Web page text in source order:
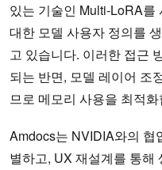
있는 기술인 Multi-LoRA를
대한 모델 사용자 정의를
고 있습니다. 이러한 접근
되는 반면, 모델 레이어 조
므로 메모리 사용을 최적
Amdocs는 NVIDIA와의 협
별하고, UX 재설계를 통해